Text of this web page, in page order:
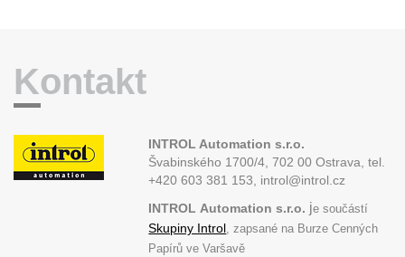
Kontakt
INTROL Automation s.r.o.
Švabinského 1700/4, 702 00 Ostrava,tel.
+420 603 381 153, introl@introl.cz
INTROL Automation s.r.o. je součástí
Skupiny Introl, zapsané na Burze Cenných
Papírů ve Varšavě